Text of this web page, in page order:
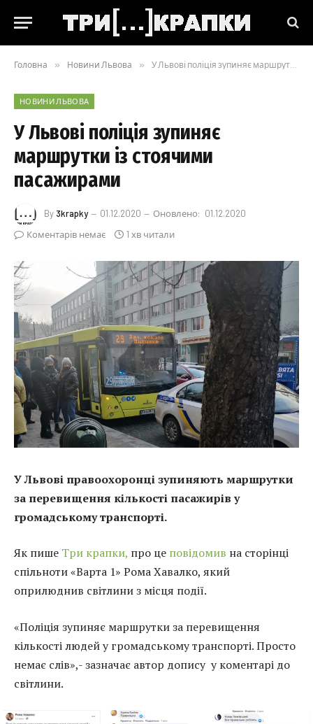
Головна » Новини Львова » У Львові поліція зупиняє маршрутки із стоячими пасажирами
НОВИНИ ЛЬВОВА
У Львові поліція зупиняє
маршрутки із стоячими
пасажирами
By 3krapky 01.12.2020 Оновлено: 01.12.2020
Коментарів немає
1 хв читали
У Львові правоохоронці зупиняють маршрутки
за перевищення кількості пасажирів у
громадському транспорті.
Як пише Три крапки, про це повідомив на сторінці
спільноти «Варта 1» Рома Хавалко, який
оприлюднив світлини з місця події.
«Поліція зупиняє маршрутки за перевищення
кількості людей у громадському транспорті. Просто
немає слів»,- зазначає автор допису у коментарі до
світлини.